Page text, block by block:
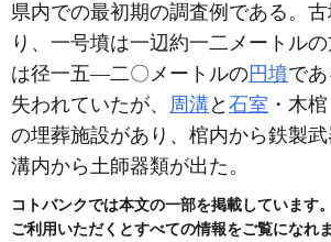
県内での最初期の調査例である。
り、一号墳は一辺約一二メートル
は径一五―二〇メートルの円墳で
失われていたが、 周溝と 石室 ・木
の埋葬施設があり、棺内から鉄製
溝内から土師器類が出た。
コトバンクでは本文の一部を掲載しています
ご利用いただくとすべての情報をご覧になれま